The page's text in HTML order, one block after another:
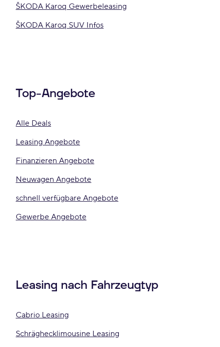
ŠKODA Karoq Gewerbeleasing
ŠKODA Karoq SUV Infos
Top-Angebote
Alle Deals
Leasing Angebote
Finanzieren Angebote
Neuwagen Angebote
schnell verfügbare Angebote
Gewerbe Angebote
Leasing nach Fahrzeugtyp
Cabrio Leasing
Schräghecklimousine Leasing